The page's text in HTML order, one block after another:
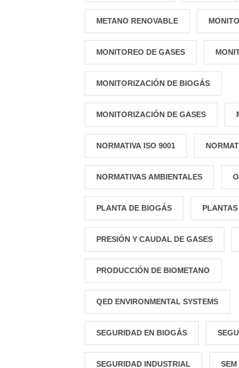
METANO RENOVABLE
MONITOREO DE GASES
MONITORIZACIÓN DE BIOGÁS
MONITORIZACIÓN DE GASES
NORMATIVA ISO 9001
NORMATIVAS AMBIENTALES
PLANTA DE BIOGÁS
PRESIÓN Y CAUDAL DE GASES
PRODUCCIÓN DE BIOMETANO
QED ENVIRONMENTAL SYSTEMS
SEGURIDAD EN BIOGÁS
SEGURIDAD INDUSTRIAL SEM